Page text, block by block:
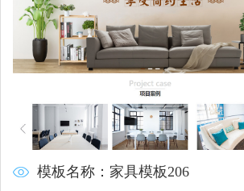
模板名称：家具模板206